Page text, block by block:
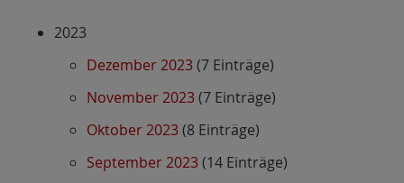
2023
Dezember 2023(7 Einträge)
November 2023(7 Einträge)
Oktober 2023(8 Einträge)
September 2023(14 Einträge)